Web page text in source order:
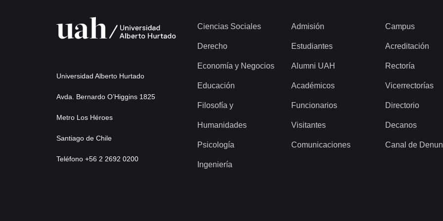
Universidad Alberto Hurtado
Avda. Bernardo O’Higgins 1825
Metro Los Héroes
Santiago de Chile
Teléfono +56 2 2692 0200
Ciencias Sociales
Derecho
Economía y Negocios
Educación
Filosofía y
Humanidades
Psicología
Ingeniería
Admisión
Estudiantes
Alumni UAH
Académicos
Funcionarios
Visitantes
Comunicaciones
Campus
Acreditación
Rectoría
Vicerrectorías
Directorio
Decanos
Canal de